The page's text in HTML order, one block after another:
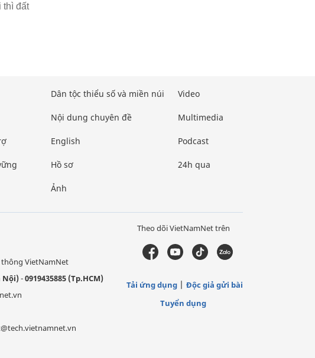
thì đất
Dân tộc thiểu số và miền núi
Nội dung chuyên đề
English
Hồ sơ
Ảnh
Video
Multimedia
Podcast
24h qua
VietNamNet
Nội)-0919435885 (Tp.HCM)
Theo dõi VietNamNet trên
Tải ứng dụng
Độc giả gửi bài
Tuyển dụng